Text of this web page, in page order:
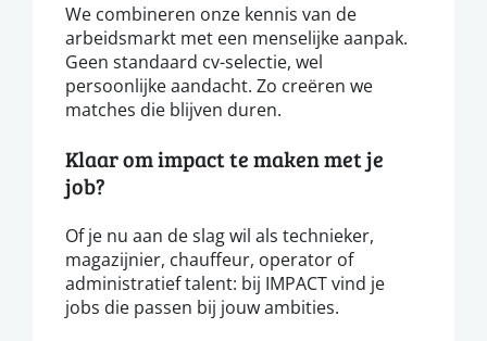
We combineren onze kennis van de
arbeidsmarkt met een menselijke aanpak.
Geen standaard cv-selectie, wel
persoonlijke aandacht. Zo creëren we
matches die blijven duren.
Klaar om impact te maken met je
job?
Of je nu aan de slag wil als technieker,
magazijnier, chauffeur, operator of
administratief talent: bij IMPACT vind je
jobs die passen bij jouw ambities.